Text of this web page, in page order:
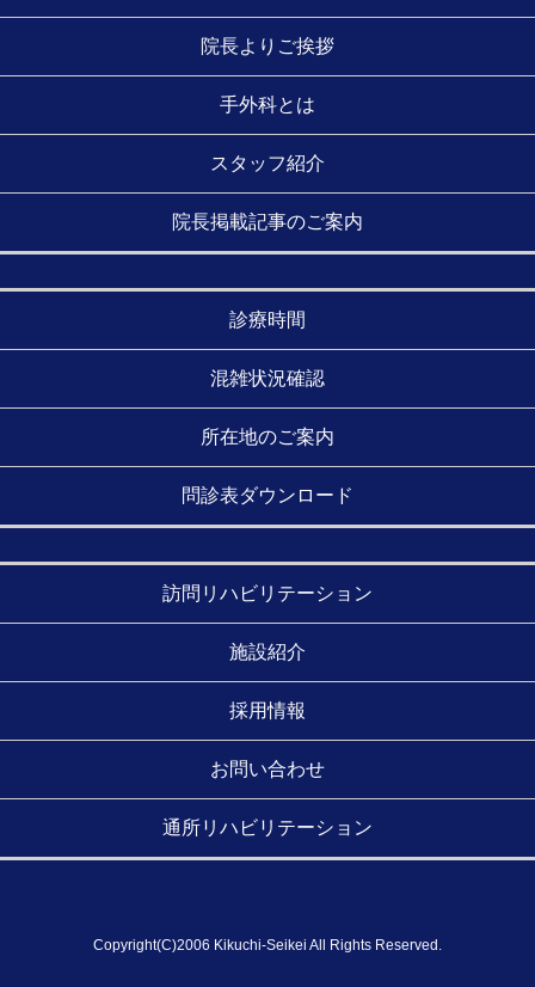
ョ
院長よりご挨拶
手外科とは
スタッフ紹介
院長掲載記事のご案内
診療時間
混雑状況確認
所在地のご案内
問診表ダウンロード
訪問リハビリテーション
施設紹介
採用情報
お問い合わせ
通所リハビリテーション
Copyright(C)2006 Kikuchi-Seikei All Rights Reserved.